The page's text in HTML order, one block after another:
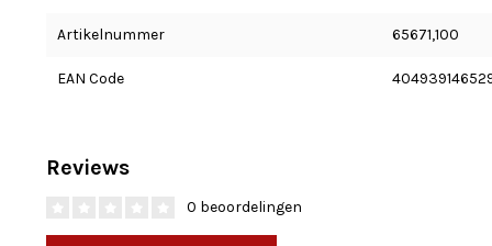
Artikelnummer 65671,100
EAN Code
Reviews
0 beoordelingen